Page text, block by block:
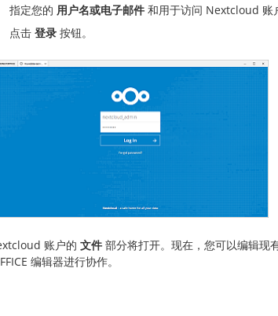
指定您的 用户名或电子邮件 和用于访问 Nextcloud 账
点击 登录 按钮。
账户的 文件 部分将打开。现在，您可以编辑现
编辑器进行协作。